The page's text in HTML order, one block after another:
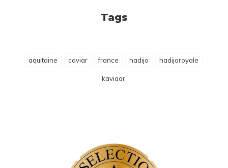
Tags
aquitaine caviar france hadijo hadijoroyale
kaviaar